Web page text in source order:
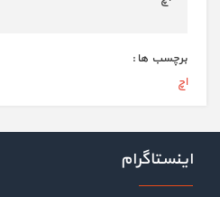
برچسب ها :
اچ
اینستاگرام